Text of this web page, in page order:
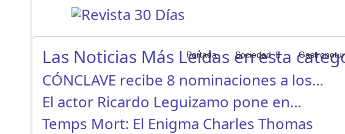
Portada Sociedad Gastronotur
Las Noticias Más Leidas en esta
CÓNCLAVE recibe 8 nominaciones a los…
El actor Ricardo Leguizamo pone en…
Temps Mort: El Enigma Charles Thomas